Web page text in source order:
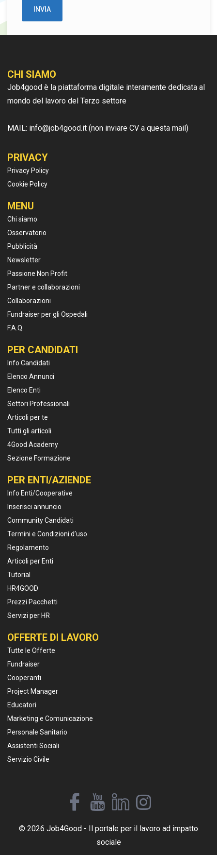
CHI SIAMO
Job4good è la piattaforma digitale interamente dedicata al
mondo del lavoro del Terzo settore
MAIL: info@job4good.it (non inviare CV a questa mail)
PRIVACY
Privacy Policy
Cookie Policy
MENU
Chi siamo
Osservatorio
Pubblicità
Newsletter
Passione Non Profit
Partner e collaborazioni
Collaborazioni
Fundraiser per gli Ospedali
F.A.Q.
PER CANDIDATI
Info Candidati
Elenco Annunci
Elenco Enti
Settori Professionali
Articoli per te
Tutti gli articoli
4Good Academy
Sezione Formazione
PER ENTI/AZIENDE
Info Enti/Cooperative
Inserisci annuncio
Community Candidati
Termini e Condizioni d’uso
Regolamento
Articoli per Enti
Tutorial
HR4GOOD
Prezzi Pacchetti
Servizi per HR
OFFERTE DI LAVORO
Tutte le Offerte
Fundraiser
Cooperanti
Project Manager
Educatori
Marketing e Comunicazione
Personale Sanitario
Assistenti Sociali
Servizio Civile
© 2026 Job4Good - Il portale per il lavoro ad impatto
sociale